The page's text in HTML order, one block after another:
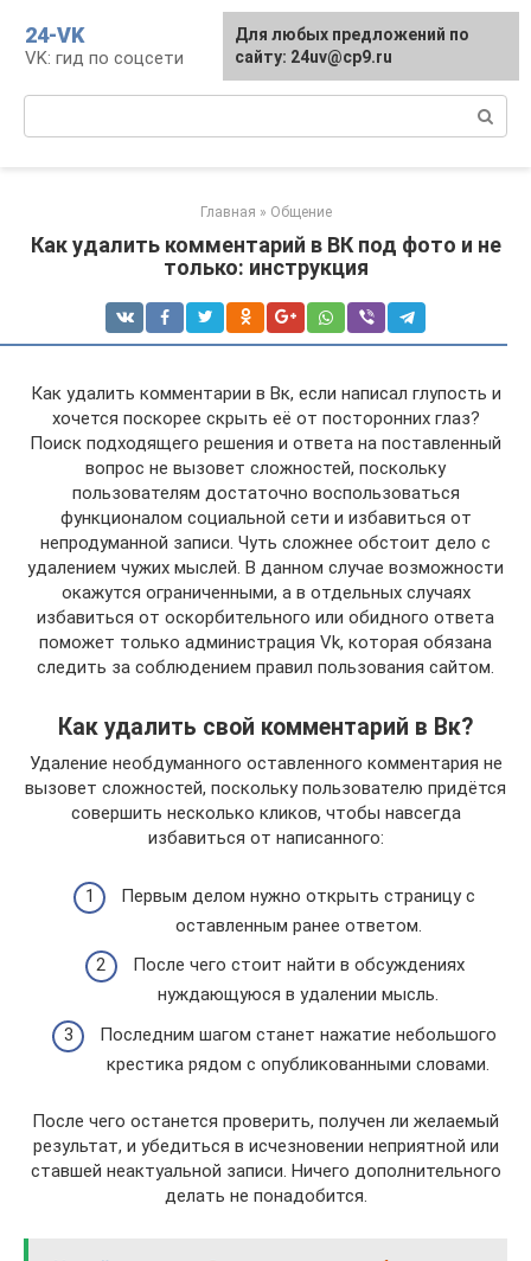
контенту
24-VK
VK: гид по соцсети
Главная » Общение
Как удалить комментарий в ВК под фото и не
только: инструкция
Как удалить комментарии в Вк, если написал глупость и
хочется поскорее скрыть её от посторонних глаз?
Поиск подходящего решения и ответа на поставленный
вопрос не вызовет сложностей, поскольку
пользователям достаточно воспользоваться
функционалом социальной сети и избавиться от
непродуманной записи. Чуть сложнее обстоит дело с
удалением чужих мыслей. В данном случае возможности
окажутся ограниченными, а в отдельных случаях
избавиться от оскорбительного или обидного ответа
поможет только администрация Vk, которая обязана
следить за соблюдением правил пользования сайтом.
Как удалить свой комментарий в Вк?
Удаление необдуманного оставленного комментария не
вызовет сложностей, поскольку пользователю придётся
совершить несколько кликов, чтобы навсегда
избавиться от написанного:
Первым делом нужно открыть страницу с
оставленным ранее ответом.
После чего стоит найти в обсуждениях
нуждающуюся в удалении мысль.
Последним шагом станет нажатие небольшого
крестика рядом с опубликованными словами.
После чего останется проверить, получен ли желаемый
результат, и убедиться в исчезновении неприятной или
ставшей неактуальной записи. Ничего дополнительного
делать не понадобится.
Для любых предложений по
сайту: 24uv@cp9.ru